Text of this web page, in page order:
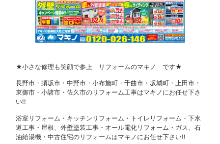
★小さな修理も笑顔で参上 リフォームのマキノ です★
長野市・須坂市・中野市・小布施町・千曲市・坂城町・上田市・
東御市・小諸市・佐久市のリフォーム工事はマキノにお任せ下さ
い!!
浴室リフォーム・キッチンリフォーム・トイレリフォーム・下水
道工事・屋根、外壁塗装工事・オール電化リフォーム・ガス、石
油給湯機・中古住宅のリフォームはマキノにお任せ下さい!!